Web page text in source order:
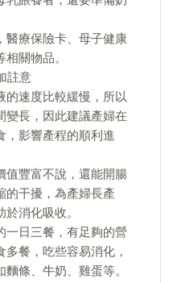
醫療保險卡、母子健康
關物品。
註意
的速度比較緩慢，所以
變長，因此建議產婦在
，影響產程的順利進
值豐富不說，還能開腸
的干擾，為產婦長產
消化吸收。
一日三餐，有足夠的營
餐，吃些容易消化，
條、牛奶、雞蛋等。